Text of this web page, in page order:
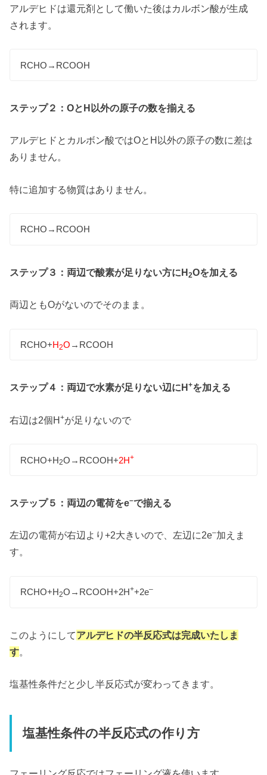
アルデヒドは還元剤として働いた後はカルボン酸が生成
されます。
RCHO→RCOOH
ステップ２：OとH以外の原子の数を揃える
アルデヒドとカルボン酸ではOとH以外の原子の数に差は
ありません。
特に追加する物質はありません。
RCHO→RCOOH
ステップ３：両辺で酸素が足りない方にH2Oを加える
両辺ともOがないのでそのまま。
RCHO+H2O →RCOOH
ステップ４：両辺で水素が足りない辺にH+を加える
右辺は2個H+が足りないので
RCHO+H2O→RCOOH+2H+
ステップ５：両辺の電荷をe–で揃える
左辺の電荷が右辺より+2大きいので、左辺に2e–加えま
す。
RCHO+H2O→RCOOH+2H++2e–
このようにしてアルデヒドの半反応式は完成いたしま
す
塩基性条件だと少し半反応式が変わってきます。
塩基性条件の半反応式の作り方